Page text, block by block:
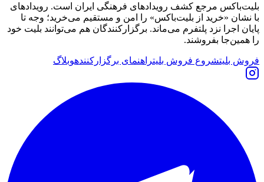
بلیت‌باکس مرجع کشف رویدادهای فرهنگی ایران است. رویدادهای
با نشان «خرید از بلیت‌باکس» را امن و مستقیم می‌خرید؛ وجه تا
پایان اجرا نزد پلتفرم می‌ماند. برگزارکنندگان هم می‌توانند بلیت خود
را همین‌جا بفروشند.
فروش بلیتشروع فروش بلیتراهنمای برگزارکنندهوبلاگ